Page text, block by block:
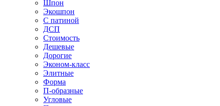
Шпон
Экошпон
С патиной
ДСП
Стоимость
Дешевые
Дорогие
Эконом-класс
Элитные
Форма
П-образные
Угловые